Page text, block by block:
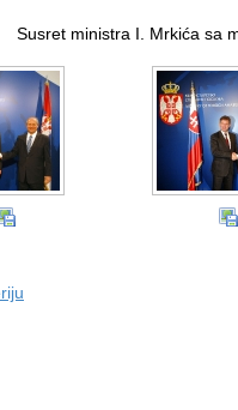
Susret ministra I. Mrkića sa